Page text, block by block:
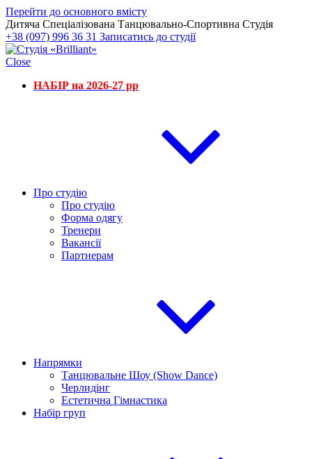
Перейти до основного вмісту
Дитяча Спеціалізована Танцювально-Спортивна Студія
+38 (097) 996 36 31 Записатись до студії
Close
НАБІР на 2026-27 рр
Про студію
Про студію
Форма одягу
Тренери
Вакансії
Партнерам
Напрямки
Танцювальне Шоу (Show Dance)
Черлидінг
Естетична Гімнастика
Набір груп